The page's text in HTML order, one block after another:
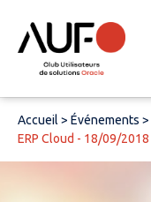
Accueil > Événements >
ERP Cloud - 18/09/2018